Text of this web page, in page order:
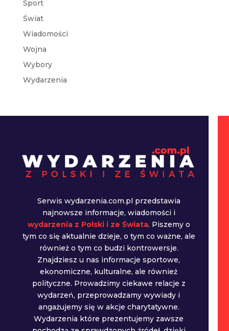
Sport
Świat
Wiadomości
Wojna
Wybory
Wydarzenia
Serwis wydarzenia.com.pl przedstawia
najnowsze informacje, wiadomości i
wydarzenia z Polski i ze Świata. Piszemy o
tym co się aktualnie dzieje, o tym co ważne, ale
również o tym co budzi kontrowersje.
Znajdziesz u nas informacje sportowe,
ekonomiczne, kulturalne, ale również
polityczne. Prowadzimy ciekawe relacje z
wydarzeń, przeprowadzamy wywiady i
angażujemy się w akcje charytatywne.
Wydarzenia które prezentujemy zawsze